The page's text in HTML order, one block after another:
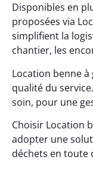
Disponibles en
proposées via
simplifient la
chantier, les
Location benne à
qualité du
soin, pour une
Choisir Location
adopter une
déchets en toute